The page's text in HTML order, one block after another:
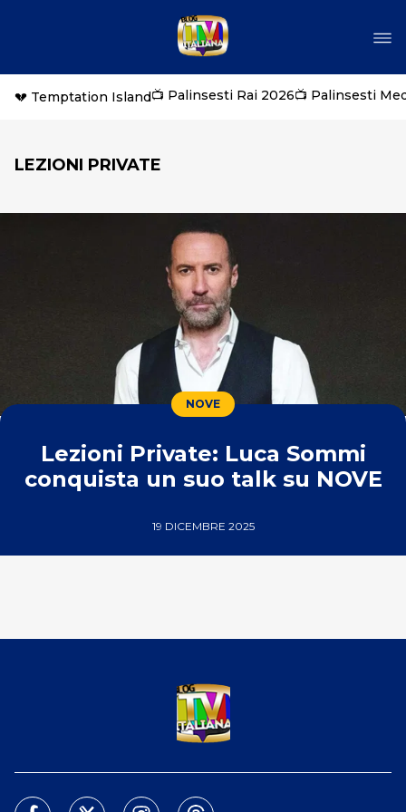
💔 Temptation Island📺 Palinsesti Rai 2026📺 Palinsesti
LEZIONI PRIVATE
NOVE
Lezioni Private: Luca Sommi
conquista un suo talk su NOVE
19 DICEMBRE 2025